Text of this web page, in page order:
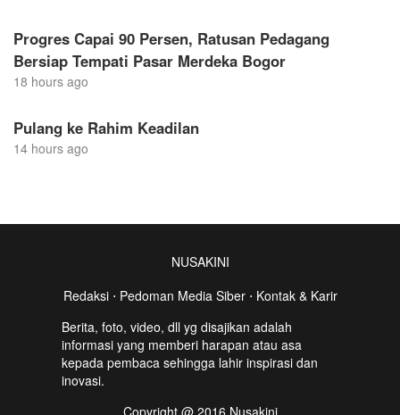
Progres Capai 90 Persen, Ratusan Pedagang
Bersiap Tempati Pasar Merdeka Bogor
18 hours ago
Pulang ke Rahim Keadilan
14 hours ago
NUSAKINI
Redaksi⋅ Pedoman Media Siber⋅ Kontak & Karir
Berita, foto, video, dll yg disajikan adalah
informasi yang memberi harapan atau asa
kepada pembaca sehingga lahir inspirasi dan
inovasi.
Copyright @ 2016 Nusakini